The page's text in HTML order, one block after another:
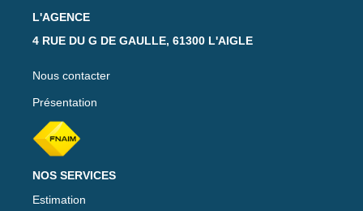
L'AGENCE
4 RUE DU G DE GAULLE, 61300 L'AIGLE
Nous contacter
Présentation
NOS SERVICES
Estimation